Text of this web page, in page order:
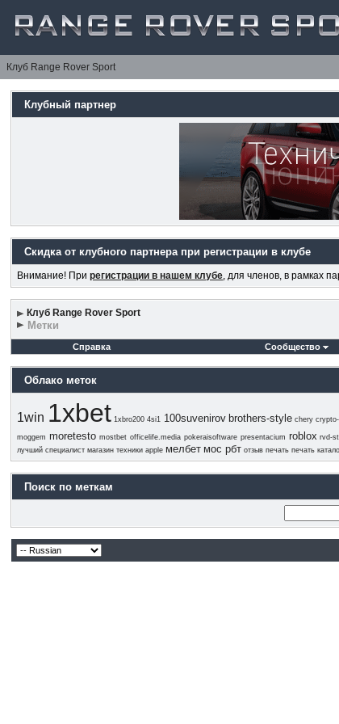
Клуб Range Rover Sport
Клубный партнер
Скидка от клубного партнера при регистрации в клубе
Внимание! Прирегистрации в нашем клубе, для членов, в рамках
Клуб Range Rover Sport
Метки
Справка
Сообщество
Облако меток
1win 1xbet 1xbro200 4si1 100suvenirov brothers-style chery
moggem moretesto mostbet officelife.media pokeraisoftware presentacium roblox rvd-
лучший специалист магазин техники apple мелбет мос рбт отзыв печать печать
Поиск по меткам